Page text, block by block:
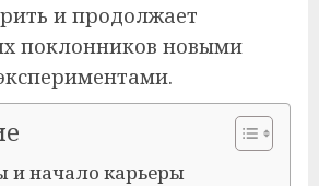
и продолжает
поклонников новыми
и начало карьеры